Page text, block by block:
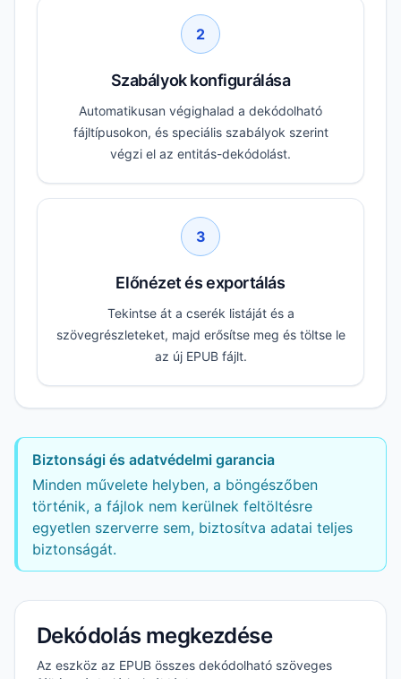
2
Szabályok konfigurálása
Automatikusan végighalad a dekódolható
fájltípusokon, és speciális szabályok szerint
végzi el az entitás-dekódolást.
3
Előnézet és exportálás
Tekintse át a cserék listáját és a
szövegrészleteket, majd erősítse meg és töltse le
az új EPUB fájlt.
Biztonsági és adatvédelmi garancia
Minden művelete helyben, a böngészőben
történik, a fájlok nem kerülnek feltöltésre
egyetlen szerverre sem, biztosítva adatai teljes
biztonságát.
Dekódolás megkezdése
Az eszköz az EPUB összes dekódolható szöveges